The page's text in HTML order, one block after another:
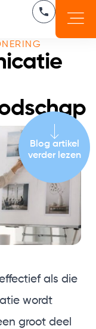
Blog artikel
verder lezen
als die
wordt
groot deel